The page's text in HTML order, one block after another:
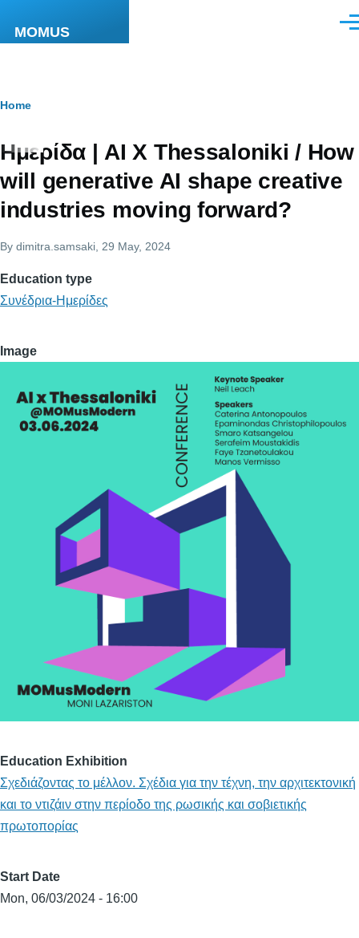
MOMUS
Breadcrumb
Home
Ημερίδα | AI X Thessaloniki / How
will generative AI shape creative
industries moving forward?
By dimitra.samsaki , 29 May, 2024
Education type
Συνέδρια-Ημερίδες
Image
Education Exhibition
Σχεδιάζοντας το μέλλον. Σχέδια για την τέχνη, την αρχιτεκτονική
και το ντιζάιν στην περίοδο της ρωσικής και σοβιετικής
πρωτοπορίας
Start Date
Mon, 06/03/2024 - 16:00